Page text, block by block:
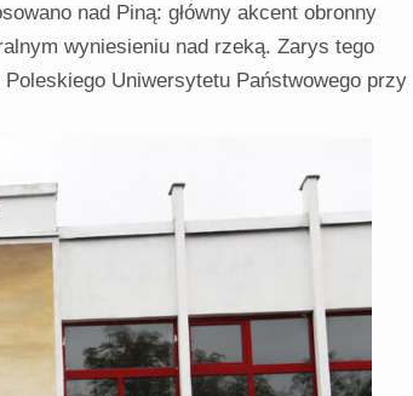
nad Piną: główny akcent obronny
wyniesieniu nad rzeką. Zarys tego
Uniwersytetu Państwowego przy